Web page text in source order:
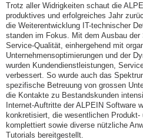
Trotz aller Widrigkeiten schaut die
produktives und erfolgreiches Jahr
die Weiterentwicklung IT-technischer
standen im Fokus. Mit dem Ausbau der
Service-Qualität, einhergehend mit
Unternehmensoptimierungen und der
wurden Kundendienstleistungen,
verbessert. So wurde auch das
spezifische Betreuung von grossen
die Kontakte zu Bestandskunden
Internet-Auftritte der ALPEIN Software
konkretisiert, die wesentlichen
komplettiert sowie diverse nützliche
Tutorials bereitgestellt.